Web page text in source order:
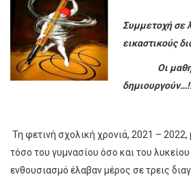
Συμμετοχή σε
εικαστικούς
Οι
Τη φετινή σχολική χρονιά, 2021 – 2022,
τόσο του γυμνασίου όσο και του λυκείου
ενθουσιασμό έλαβαν μέρος σε τρεις